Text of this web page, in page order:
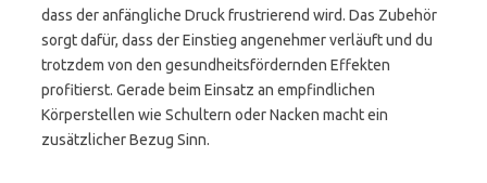
dass der anfängliche Druck frustrierend wird. Das Zubehör
sorgt dafür, dass der Einstieg angenehmer verläuft und du
trotzdem von den gesundheitsfördernden Effekten
profitierst. Gerade beim Einsatz an empfindlichen
Körperstellen wie Schultern oder Nacken macht ein
zusätzlicher Bezug Sinn.